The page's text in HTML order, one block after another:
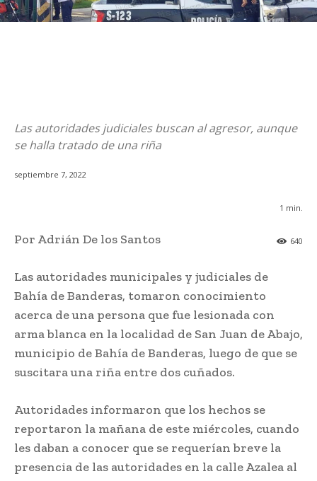
Las autoridades judiciales buscan al agresor, aunque
se halla tratado de una riña
septiembre 7, 2022
1 min.
640
Por Adrián De los Santos
Las autoridades municipales y judiciales de
Bahía de Banderas, tomaron conocimiento
acerca de una persona que fue lesionada con
arma blanca en la localidad de San Juan de Abajo,
municipio de Bahía de Banderas, luego de que se
suscitara una riña entre dos cuñados.
Autoridades informaron que los hechos se
reportaron la mañana de este miércoles, cuando
les daban a conocer que se requerían breve la
presencia de las autoridades en la calle Azalea al